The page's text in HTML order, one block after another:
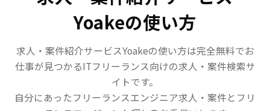
Yoakeの使い方
求人・案件紹介サービスYoakeの使い方は完全無料でお
仕事が見つかるITフリーランス向けの求人・案件検索サ
イトです。
自分にあったフリーランスエンジニア求人・案件とフリ